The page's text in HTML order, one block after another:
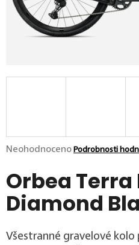
Průměrné hodnocení produktu
Neohodnoceno Podrobnosti
Orbea Terra
Diamond
Všestranné gravelové